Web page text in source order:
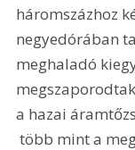
háromszázhoz
negyedórában
meghaladó
a hazai
több mint a